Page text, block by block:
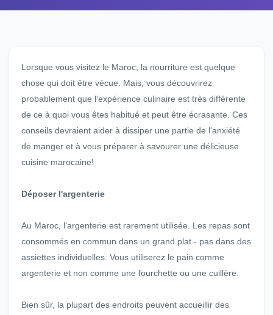
Lorsque vous visitez le Maroc, la nourriture est quelque
chose qui doit être vécue. Mais, vous découvrirez
probablement que l'expérience culinaire est très différente
de ce à quoi vous êtes habitué et peut être écrasante. Ces
conseils devraient aider à dissiper une partie de l'anxiété
de manger et à vous préparer à savourer une délicieuse
cuisine marocaine!
Déposer l'argenterie
Au Maroc, l'argenterie est rarement utilisée. Les repas sont
consommés en commun dans un grand plat - pas dans des
assiettes individuelles. Vous utiliserez le pain comme
argenterie et non comme une fourchette ou une cuillère.
Bien sûr, la plupart des endroits peuvent accueillir des